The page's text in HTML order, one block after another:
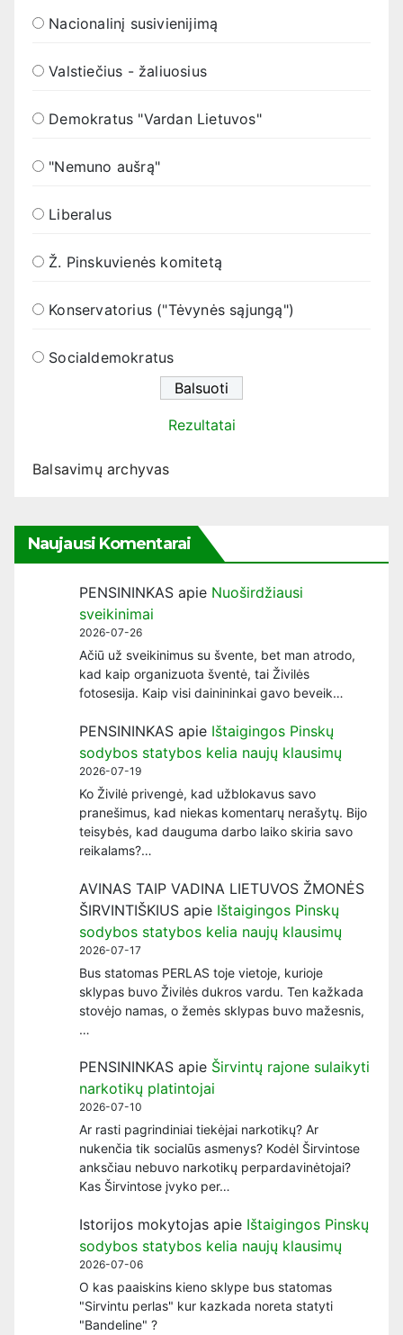
Nacionalinį susivienijimą
Valstiečius - žaliuosius
Demokratus "Vardan Lietuvos"
"Nemuno aušrą"
Liberalus
Ž. Pinskuvienės komitetą
Konservatorius ("Tėvynės sąjungą")
Socialdemokratus
Rezultatai
Balsavimų archyvas
Naujausi Komentarai
PENSININKAS apie Nuoširdžiausi
sveikinimai
2026-07-26
Ačiū už sveikinimus su švente, bet man atrodo,
kad kaip organizuota šventė, tai Živilės
fotosesija. Kaip visi dainininkai gavo beveik…
PENSININKAS apie Ištaigingos Pinskų
sodybos statybos kelia naujų klausimų
2026-07-19
Ko Živilė privengė, kad užblokavus savo
pranešimus, kad niekas komentarų nerašytų. Bijo
teisybės, kad dauguma darbo laiko skiria savo
reikalams?…
AVINAS TAIP VADINA LIETUVOS ŽMONĖS
ŠIRVINTIŠKIUS apie Ištaigingos Pinskų
sodybos statybos kelia naujų klausimų
2026-07-17
Bus statomas PERLAS toje vietoje, kurioje
sklypas buvo Živilės dukros vardu. Ten kažkada
stovėjo namas, o žemės sklypas buvo mažesnis,
…
PENSININKAS apie Širvintų rajone sulaikyti
narkotikų platintojai
2026-07-10
Ar rasti pagrindiniai tiekėjai narkotikų? Ar
nukenčia tik socialūs asmenys? Kodėl Širvintose
anksčiau nebuvo narkotikų perpardavinėtojai?
Kas Širvintose įvyko per…
Istorijos mokytojas apie Ištaigingos Pinskų
sodybos statybos kelia naujų klausimų
2026-07-06
O kas paaiskins kieno sklype bus statomas
"Sirvintu perlas" kur kazkada noreta statyti
"Bandeline" ?